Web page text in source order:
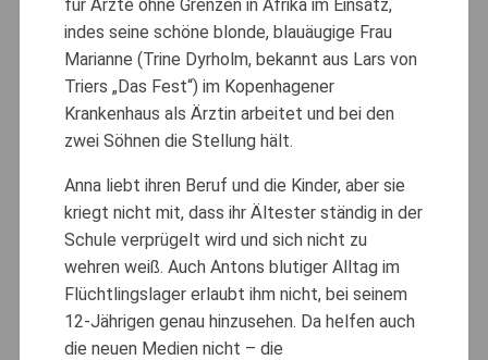
für Ärzte ohne Grenzen in Afrika im Einsatz,
indes seine schöne blonde, blauäugige Frau
Marianne (Trine Dyrholm, bekannt aus Lars von
Triers „Das Fest“) im Kopenhagener
Krankenhaus als Ärztin arbeitet und bei den
zwei Söhnen die Stellung hält.
Anna liebt ihren Beruf und die Kinder, aber sie
kriegt nicht mit, dass ihr Ältester ständig in der
Schule verprügelt wird und sich nicht zu
wehren weiß. Auch Antons blutiger Alltag im
Flüchtlingslager erlaubt ihm nicht, bei seinem
12-Jährigen genau hinzusehen. Da helfen auch
die neuen Medien nicht – die